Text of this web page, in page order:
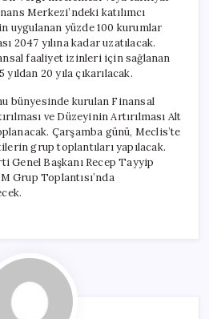
Merkezi’ndeki katılımcı
uygulanan yüzde 100 kurumlar
2047 yılına kadar uzatılacak.
faaliyet izinleri için sağlanan
20 yıla çıkarılacak.
bünyesinde kurulan Finansal
ve Düzeyinin Artırılması Alt
Çarşamba günü, Meclis’te
grup toplantıları yapılacak.
Genel Başkanı Recep Tayyip
Grup Toplantısı’nda